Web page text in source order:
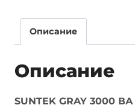
Описание
Описание
SUNTEK GRAY 3000 ВА